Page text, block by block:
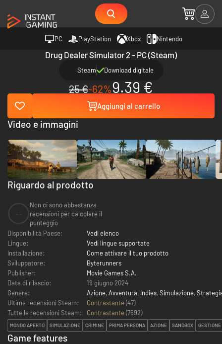
PC PlayStation Xbox Nintendo
Drug Dealer Simulator 2 - PC (Steam)
Steam Download digitale
25 €-62%9.39 €
Aggiungi al carrello
Riguardo al prodotto
Non ci sono abbastanza
recensioni per calcolare il
punteggio
Disponibilità Paese:
Vedi elenco
Lingue:
Vedi lingue supportate
Installazione:
Come attivare il tuo prodotto
Sviluppatore:
Byterunners
Publisher:
Movie Games S.A.
Data di rilascio:
19 giugno 2024
Genere:
Azione, Avventura, Indies, Simulazione,
Ultime recensioni Steam:
Contrastante (47)
Tutte le recensioni Steam:
Contrastante (7692)
MONDO APERTO SIMULAZIONE CRIMINE PRIMA PERSONA AZIONE SANDBOX
Video e immagini
Game features